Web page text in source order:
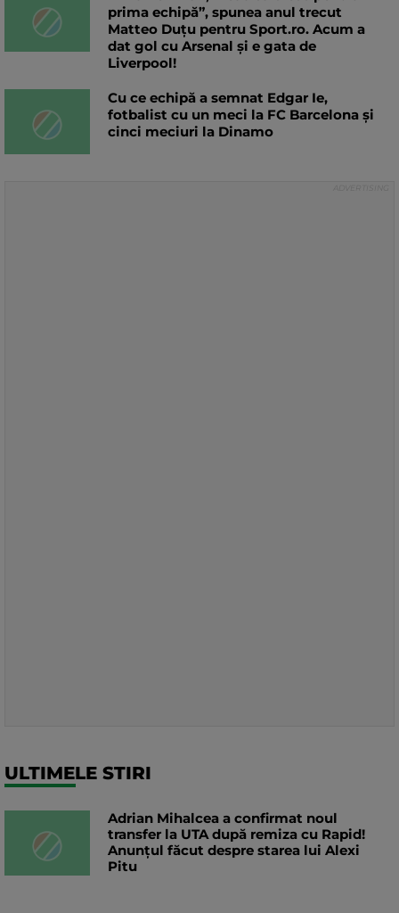
prima echipă”, spunea anul trecut
Matteo Duțu pentru Sport.ro. Acum a
dat gol cu Arsenal și e gata de
Liverpool!
Cu ce echipă a semnat Edgar Ie,
fotbalist cu un meci la FC Barcelona și
cinci meciuri la Dinamo
ULTIMELE STIRI
Adrian Mihalcea a confirmat noul
transfer la UTA după remiza cu Rapid!
Anunțul făcut despre starea lui Alexi
Pitu